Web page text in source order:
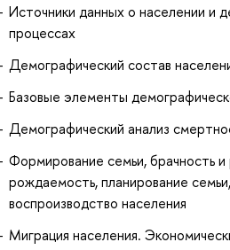
Источники данных о населении и
процессах
Демографический состав
Базовые элементы
Демографический анализ
Формирование семьи, брачность и
рождаемость, планирование
воспроизводство населения
Миграция населения.